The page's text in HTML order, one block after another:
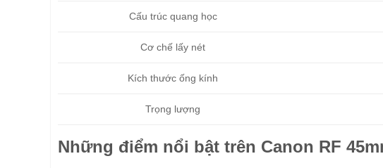
Cấu trúc quang học
Cơ chế lấy nét
Kích thước ống kính
Trọng lượng
Những điểm nổi bật trên Canon RF